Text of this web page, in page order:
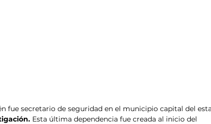
fue secretario de seguridad en el municipio capital del
Esta última dependencia fue creada al inicio del